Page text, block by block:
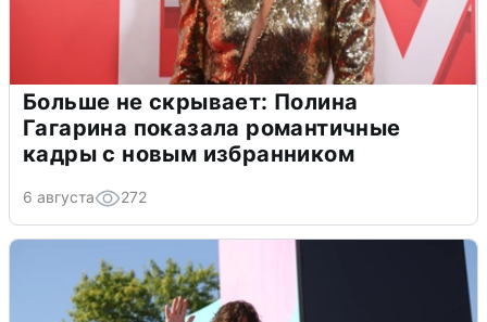
Больше не скрывает: Полина
Гагарина показала романтичные
кадры с новым избранником
6 августа 272